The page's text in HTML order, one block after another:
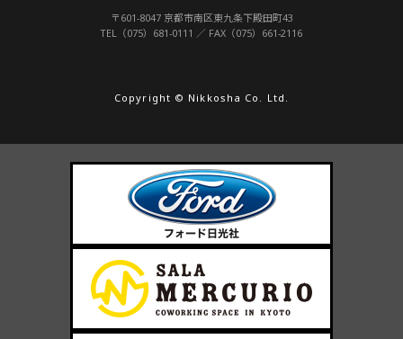
〒601-8047 京都市南区東九条下殿田町43
TEL（075）681-0111 ／ FAX（075）661-2116
Copyright © Nikkosha Co. Ltd.